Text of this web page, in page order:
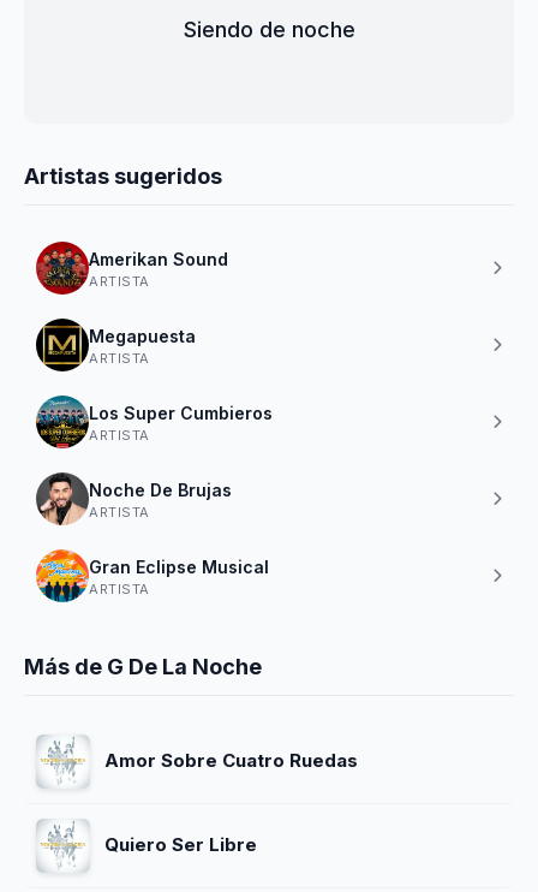
Siendo de noche
Artistas sugeridos
Amerikan Sound
ARTISTA
Megapuesta
ARTISTA
Los Super Cumbieros
ARTISTA
Noche De Brujas
ARTISTA
Gran Eclipse Musical
ARTISTA
Más de G De La Noche
Amor Sobre Cuatro Ruedas
Quiero Ser Libre